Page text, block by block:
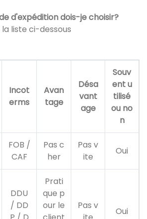
d'expédition dois-je choisir?
liste ci-dessous
Incot
erms
Avan
tage
Désa
vant
age
Souv
ent u
tilisé
ou no
n
FOB /
CAF
Pas c
her
Pas v
ite
Oui
DDU
/ DD
Prati
que p
our le
Pas v
Oui